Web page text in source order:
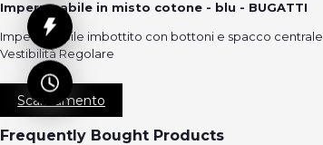
Impermeabile in misto cotone - blu - BUGATTI
Impermeabile imbottito con bottoni e spacco centrale
Vestibilità Regolare
Scaricamento
Frequently Bought Products